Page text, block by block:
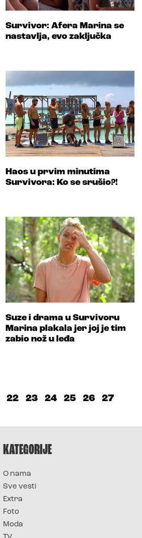
Survivor: Afera Marina se
nastavlja, evo zaključka
Haos u prvim minutima
Survivora: Ko se srušio?!
Suze i drama u Survivoru
Marina plakala jer joj je tim
zabio nož u leđa
22 23 24 25 26
27
KATEGORIJE
O nama
Sve vesti
Extra
Foto
Moda